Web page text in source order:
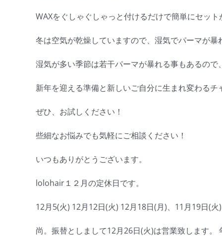
WAXをぐしゃぐしゃっと付けるだけで簡単にセッ
冬は空気が乾燥していますので、湿気でパーマが
湿気が多い季節は若干パーマが暴れる事もあるの
新年を迎える準備と新しいご自分に生まれ変わるチ
ぜひ、お試しください！
些細なお悩みでも気軽にご相談ください！
いつもありがとうございます。
lolohair１２月の定休日です。
12月5(火) 12月12日(火) 12月18日(月)、11月19日(火
尚。振替としまして12月26日(火)は営業致します。